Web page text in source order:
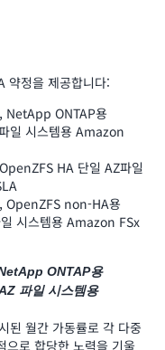
약정을 제공합니다:
NetApp ONTAP용
일 시스템용 Amazon
HA 단일 AZ파일
OpenZFS non-HA용
시스템용 Amazon FSx
ONTAP용
파일 시스템용
된 월간 가동률로 각 다중
으로 합당한 노력을 기울